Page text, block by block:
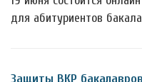
для абитуриентов
Защиты ВКР